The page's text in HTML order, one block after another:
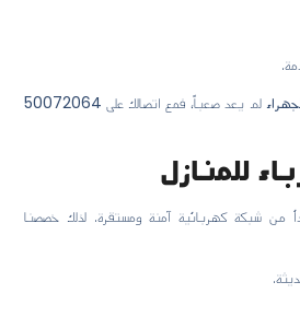
لم يعد صعباً، فمع اتصالك على50072064
للمنازل
شبكة كهربائية آمنة ومستقرة. لذلك خصصنا